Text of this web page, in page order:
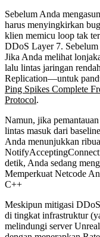
Sebelum Anda
harus menyingkirkan
klien memicu loop tak
DDoS Layer 7.
Jika Anda melihat
lalu lintas jaringan
Replication—untuk
Ping Spikes Complete
Protocol.
Namun, jika
lintas masuk dari
Anda menunjukkan
detik, Anda sedang
Memperkuat Netcode
C++
Meskipun mitigasi
di tingkat infrastruktur
melindungi server